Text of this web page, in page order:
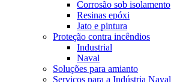
Corrosão sob isolamento
Resinas epóxi
Jato e pintura
Proteção contra incêndios
Industrial
Naval
Soluções para amianto
Serviços para a Indústria Naval